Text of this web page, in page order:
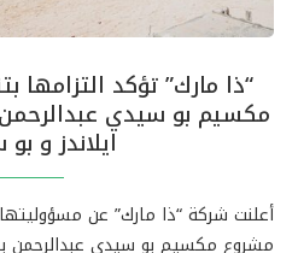
“ذا مارك” تؤكد
مكسيم بو سيدي
ايلاندز و
أعلنت شركة “ذا مارك” عن
مشروع مكسيم بو سيدي عبدالرحمن